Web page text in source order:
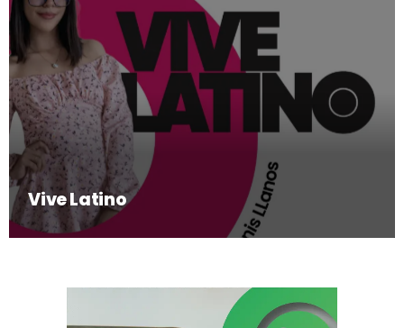
Vive Latino